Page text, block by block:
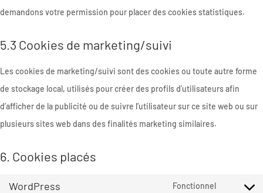
demandons votre permission pour placer des cookies statistiques.
5.3 Cookies de marketing/suivi
Les cookies de marketing/suivi sont des cookies ou toute autre forme
de stockage local, utilisés pour créer des profils d’utilisateurs afin
d’afficher de la publicité ou de suivre l’utilisateur sur ce site web ou sur
plusieurs sites web dans des finalités marketing similaires.
6. Cookies placés
WordPress
Fonctionnel